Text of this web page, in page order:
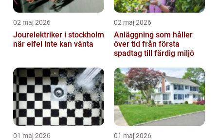
02 maj 2026
Jourelektriker i stockholm
när elfel inte kan vänta
02 maj 2026
Anläggning som håller
över tid från första
spadtag till färdig miljö
01 maj 2026 01 maj 2026